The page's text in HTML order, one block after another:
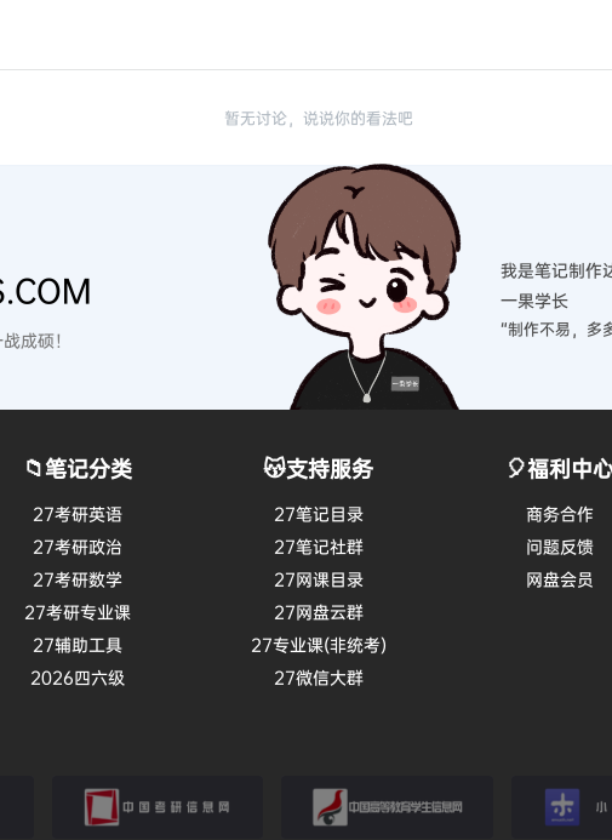
暂无讨论，说说你的看法吧
成硕！
我是笔记制作
一果学长
“制作不易，多
📁笔记分类
27考研英语
27考研政治
27考研数学
27考研专业课
27辅助工具
2026四六级
😽支持服务
27笔记目录
27笔记社群
27网课目录
27网盘云群
27专业课(非统考)
27微信大群
🎈福利中
商务合作
问题反馈
网盘会员